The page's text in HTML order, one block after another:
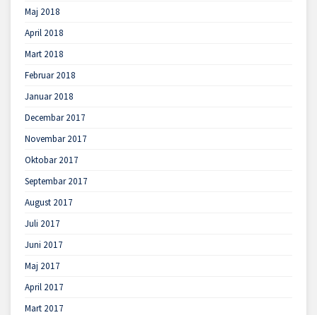
Maj 2018
April 2018
Mart 2018
Februar 2018
Januar 2018
Decembar 2017
Novembar 2017
Oktobar 2017
Septembar 2017
August 2017
Juli 2017
Juni 2017
Maj 2017
April 2017
Mart 2017